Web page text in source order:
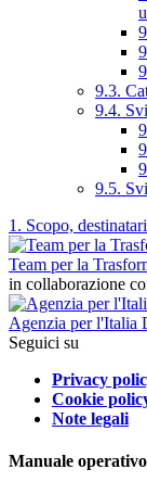
9.3.
9.4.
9.5.
1. Scopo,
Team per la
in collaborazione
Agenzia per l'Italia
Seguici su
Privacy
Cookie
Note legali
Manuale